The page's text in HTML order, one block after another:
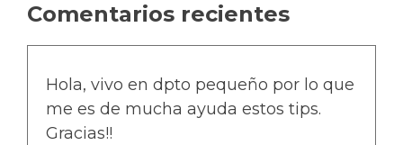
Comentarios recientes
Hola, vivo en dpto pequeño por lo que
me es de mucha ayuda estos tips.
Gracias!!